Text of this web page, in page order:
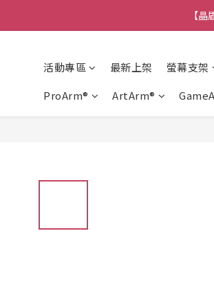
【
活動專區 最新上架
螢幕支架
ProArm®
ArtArm®